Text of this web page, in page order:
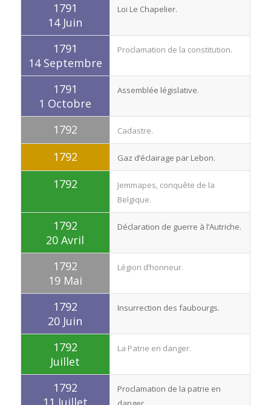
1791
14 Juin
Loi Le Chapelier.
1791
14 Septembre
Proclamation de la constitution.
1791
1 Octobre
Assemblée législative.
1792 Cadastre.
1792 Gaz d’éclairage par Lebon.
1792
Jemmapes, conquête de la
Belgique.
1792
20 Avril
Déclaration de guerre à l’Autriche.
1792
19 Mai
Légion d’honneur.
1792
20 Juin
Insurrection des faubourgs.
1792
Juillet
La Patrie en danger.
1792
Proclamation de la patrie en